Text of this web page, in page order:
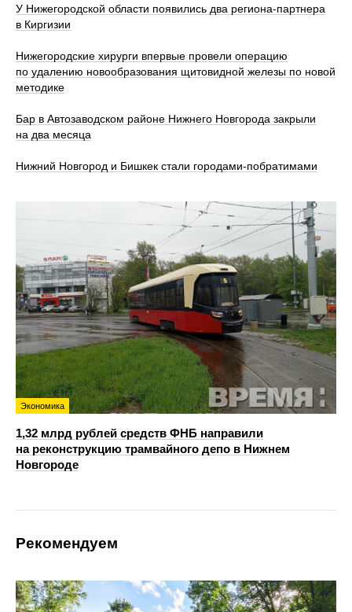
У Нижегородской области появились два региона-партнера
в Киргизии
Нижегородские хирурги впервые провели операцию
по удалению новообразования щитовидной железы по новой
методике
Бар в Автозаводском районе Нижнего Новгорода закрыли
на два месяца
Нижний Новгород и Бишкек стали городами-побратимами
Экономика
1,32 млрд рублей средств ФНБ направили
на реконструкцию трамвайного депо в Нижнем
Новгороде
Рекомендуем